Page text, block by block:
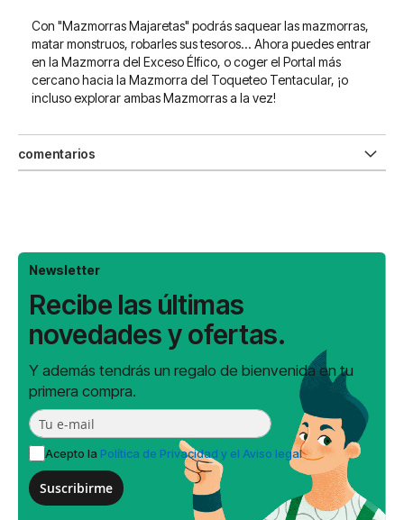
Con "Mazmorras Majaretas" podrás saquear las mazmorras,
matar monstruos, robarles sus tesoros... Ahora puedes entrar
en la Mazmorra del Exceso Élfico, o coger el Portal más
cercano hacia la Mazmorra del Toqueteo Tentacular, ¡o
incluso explorar ambas Mazmorras a la vez!
comentarios
Newsletter
Recibe las últimas
novedades y ofertas.
Y además tendrás un regalo de bienvenida en tu
primera compra.
Acepto la Política de Privacidad y el Aviso legal
Suscribirme